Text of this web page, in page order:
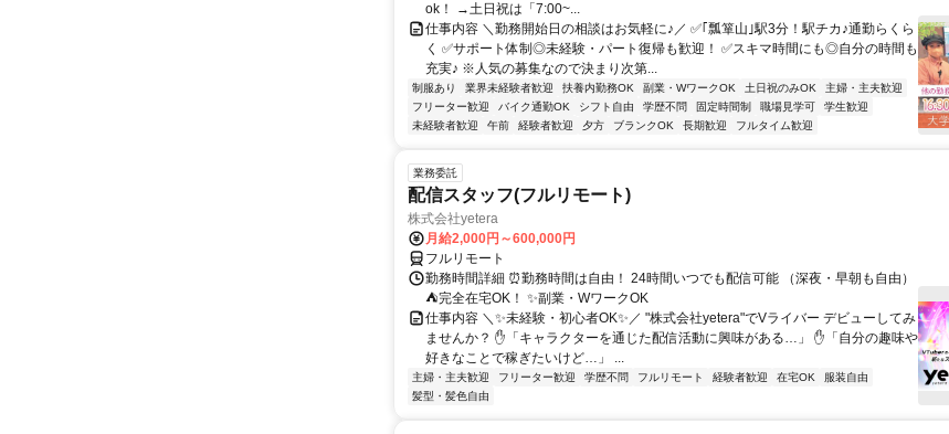
ok！ →土日祝は「7:00~...
仕事内容 ＼勤務開始日の相談はお気軽に♪／ ✅｢瓢箪山｣駅3分！駅チカ♪通勤らくら
く ✅サポート体制◎未経験・パート復帰も歓迎！ ✅スキマ時間にも◎自分の時間も
充実♪ ※人気の募集なので決まり次第...
制服あり 業界未経験者歓迎 扶養内勤務OK 副業・WワークOK 土日祝のみOK
主婦・主夫歓迎
フリーター歓迎
バイク通勤OK シフト自由 学歴不問 固定時間制 職場見学可
学生歓迎
未経験者歓迎
午前 経験者歓迎 夕方 ブランクOK 長期歓迎 フルタイム歓迎
業務委託
配信スタッフ(フルリモート)
株式会社yetera
月給2,000円～600,000円
フルリモート
勤務時間詳細 ⏰勤務時間は自由！ 24時間いつでも配信可能 （深夜・早朝も自由）
⛺完全在宅OK！ ✨副業・WワークOK
仕事内容 ＼✨未経験・初心者OK✨／ "株式会社yetera"でVライバー デビューしてみ
ませんか？ ✋「キャラクターを通じた配信活動に興味がある…」 ✋「自分の趣味や
好きなことで稼ぎたいけど…」 ...
主婦・主夫歓迎 フリーター歓迎 学歴不問 フルリモート 経験者歓迎 在宅OK
服装自由
髪型・髪色自由